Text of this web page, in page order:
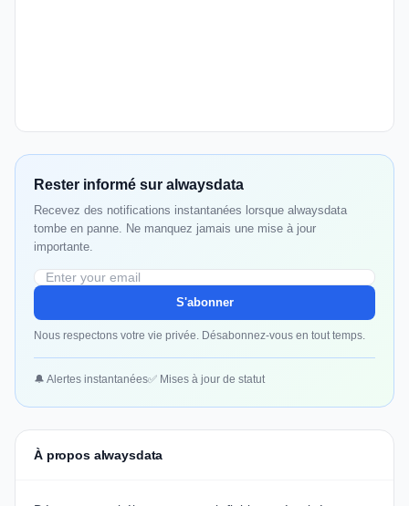
Rester informé sur alwaysdata
Recevez des notifications instantanées lorsque alwaysdata
tombe en panne. Ne manquez jamais une mise à jour
importante.
S'abonner
Nous respectons votre vie privée. Désabonnez-vous en tout temps.
🔔 Alertes instantanées✅ Mises à jour de statut
À propos alwaysdata